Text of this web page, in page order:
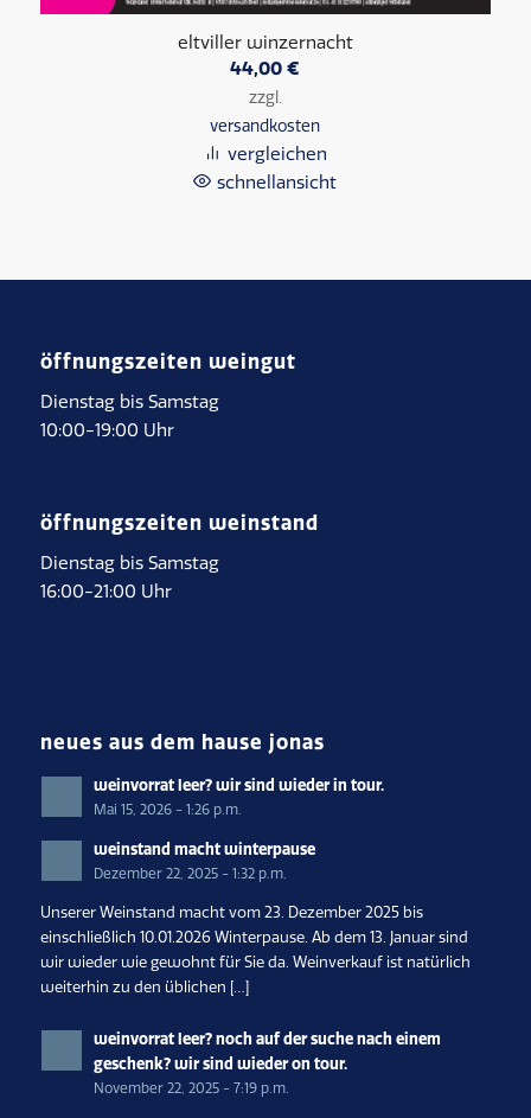
eltviller winzernacht
44,00€
zzgl.
versandkosten
vergleichen
schnellansicht
öffnungszeiten weingut
Dienstag bis Samstag
10:00-19:00 Uhr
öffnungszeiten weinstand
Dienstag bis Samstag
16:00-21:00 Uhr
neues aus dem hause jonas
weinvorrat leer? wir sind wieder in tour.
Mai 15, 2026 - 1:26 p.m.
weinstand macht winterpause
Dezember 22, 2025 - 1:32 p.m.
Unserer Weinstand macht vom 23. Dezember 2025 bis
einschließlich 10.01.2026 Winterpause. Ab dem 13. Januar sind
wir wieder wie gewohnt für Sie da. Weinverkauf ist natürlich
weiterhin zu den üblichen […]
weinvorrat leer? noch auf der suche nach einem
geschenk? wir sind wieder on tour.
November 22, 2025 - 7:19 p.m.